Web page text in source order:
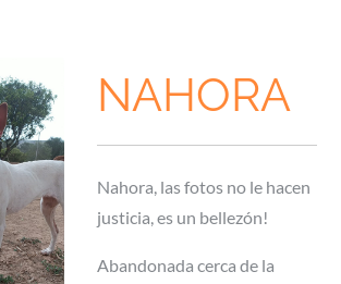
NAHORA
Nahora, las fotos no le hacen
justicia, es un bellezón!
Abandonada cerca de la